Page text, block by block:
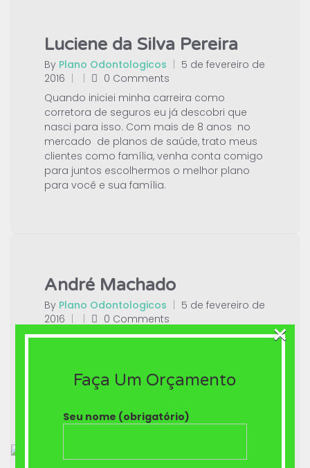
Luciene da Silva Pereira
By Plano Odontologicos | 5 de fevereiro de
2016 | |
0 Comments
Quando iniciei minha carreira como
corretora de seguros eu já descobri que
nasci para isso. Com mais de 8 anos no
mercado de planos de saúde, trato meus
clientes como família, venha conta comigo
para juntos escolhermos o melhor plano
para você e sua família.
André Machado
By Plano Odontologicos
5 de fevereiro de
2016
0 Comments
Meu objetivo é sempre atender o cliente da
fechar o contrato comigo eu passo a ser o
Faça Um Orçamento
Seu nome (obrigatório)
×